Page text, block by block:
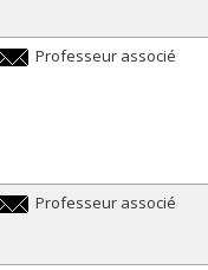
Professeur associé
Professeur associé